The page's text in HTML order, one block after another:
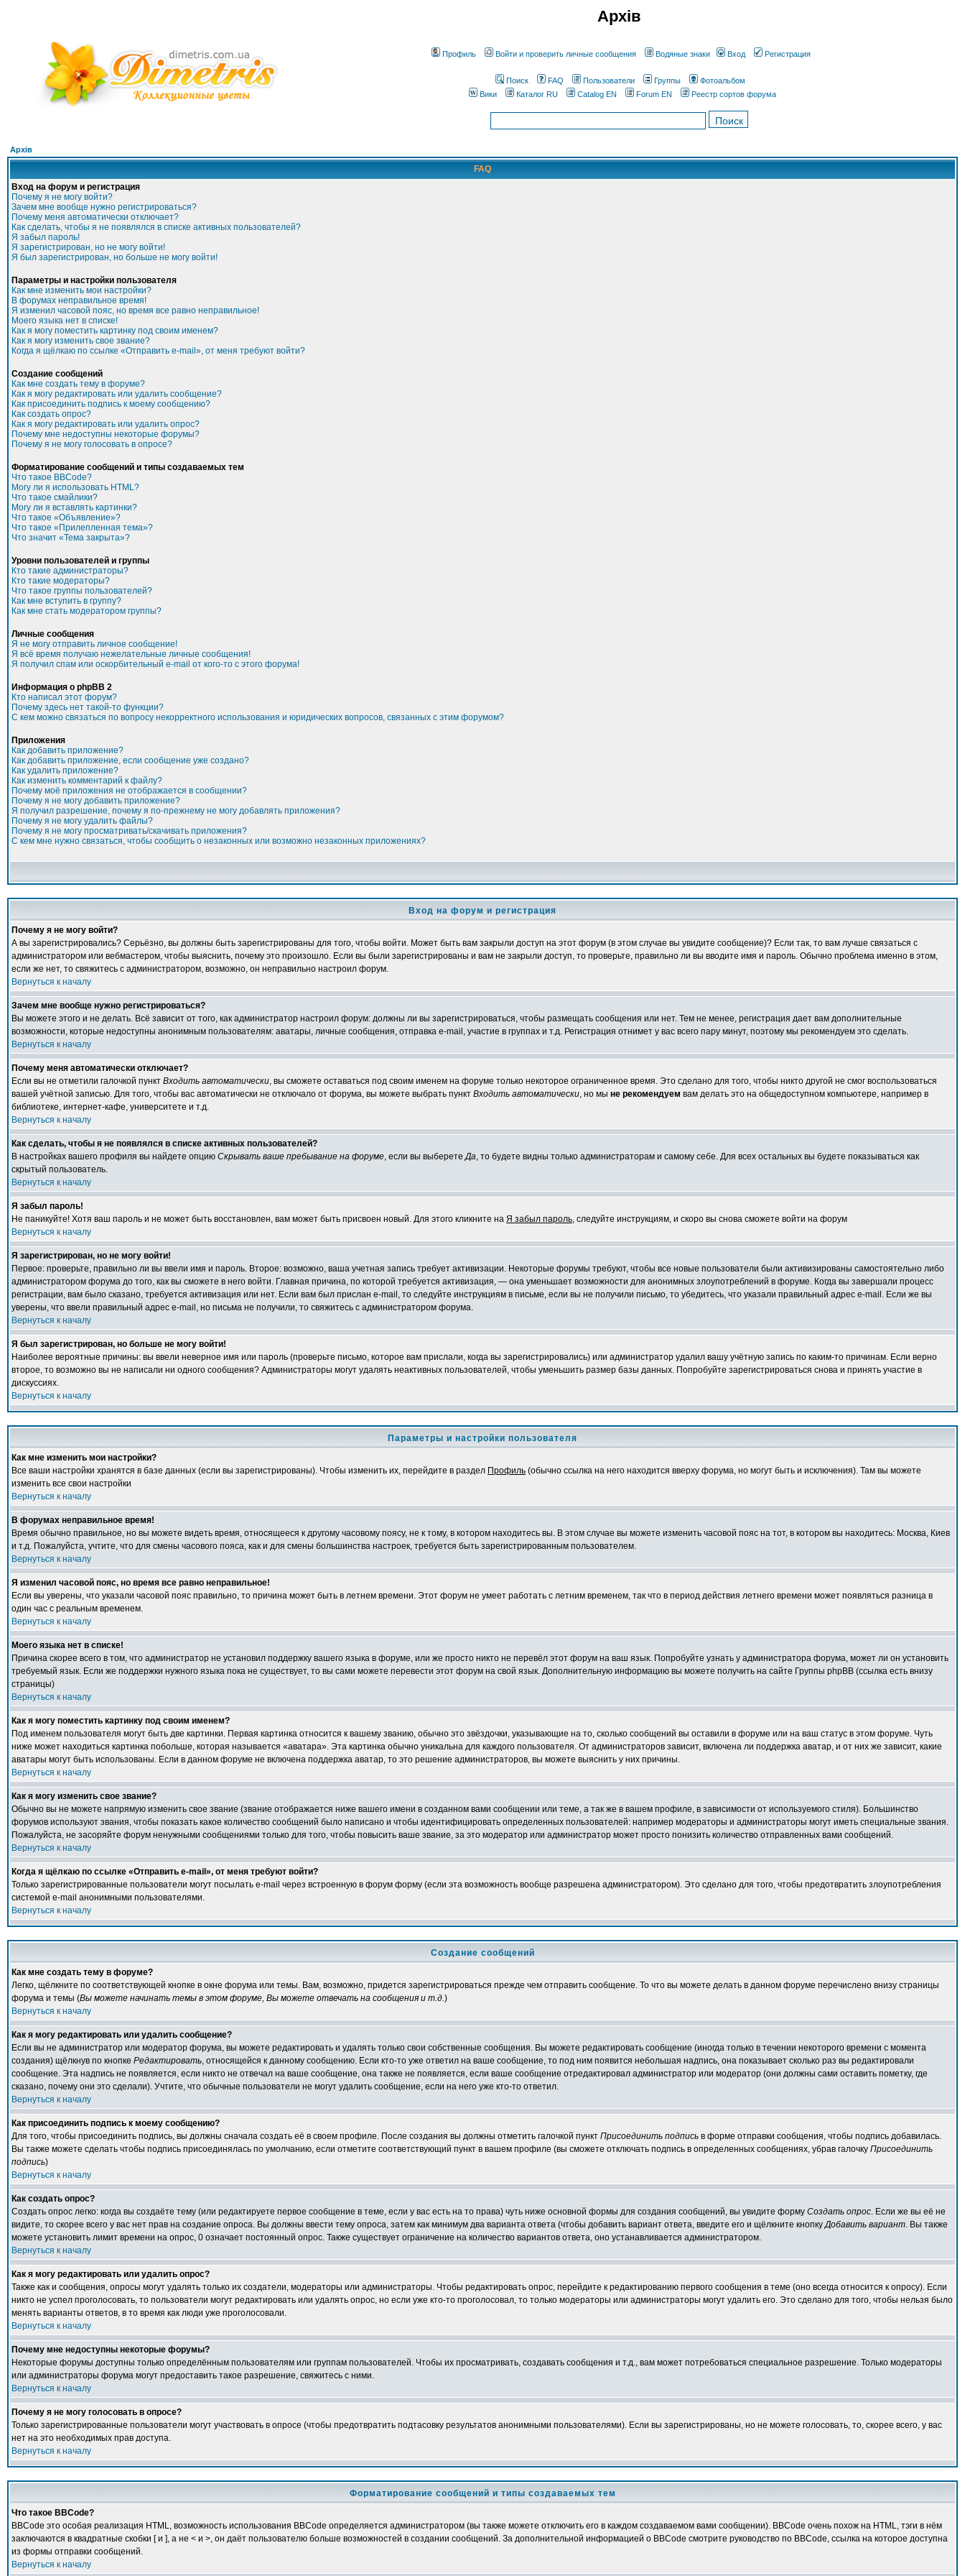
Архів
Профиль Войти и проверить личные сообщения Водяные знаки Вход Регистрация
Поиск FAQ Пользователи Группы
Фотоальбом
Вики
Каталог RU Catalog EN Forum EN Реестр сортов форума
Архів
FAQ
Вход на форум и регистрация
Почему я не могу войти?
Зачем мне вообще нужно регистрироваться?
Почему меня автоматически отключает?
Как сделать, чтобы я не появлялся в списке активных пользователей?
Я забыл пароль!
Я зарегистрирован, но не могу войти!
Я был зарегистрирован, но больше не могу войти!
Параметры и настройки пользователя
Как мне изменить мои настройки?
В форумах неправильное время!
Я изменил часовой пояс, но время все равно неправильное!
Моего языка нет в списке!
Как я могу поместить картинку под своим именем?
Как я могу изменить свое звание?
Когда я щёлкаю по ссылке «Отправить e-mail», от меня требуют войти?
Создание сообщений
Как мне создать тему в форуме?
Как я могу редактировать или удалить сообщение?
Как присоединить подпись к моему сообщению?
Как создать опрос?
Как я могу редактировать или удалить опрос?
Почему мне недоступны некоторые форумы?
Почему я не могу голосовать в опросе?
Форматирование сообщений и типы создаваемых тем
Что такое BBCode?
Могу ли я использовать HTML?
Что такое смайлики?
Могу ли я вставлять картинки?
Что такое «Объявление»?
Что такое «Прилепленная тема»?
Что значит «Тема закрыта»?
Уровни пользователей и группы
Кто такие администраторы?
Кто такие модераторы?
Что такое группы пользователей?
Как мне вступить в группу?
Как мне стать модератором группы?
Личные сообщения
Я не могу отправить личное сообщение!
Я всё время получаю нежелательные личные сообщения!
Я получил спам или оскорбительный e-mail от кого-то с этого форума!
Информация о phpBB 2
Кто написал этот форум?
Почему здесь нет такой-то функции?
С кем можно связаться по вопросу некорректного использования и юридических вопросов, связанных с этим форумом?
Приложения
Как добавить приложение?
Как добавить приложение, если сообщение уже создано?
Как удалить приложение?
Как изменить комментарий к файлу?
Почему моё приложения не отображается в сообщении?
Почему я не могу добавить приложение?
Я получил разрешение, почему я по-прежнему не могу добавлять приложения?
Почему я не могу удалить файлы?
Почему я не могу просматривать/скачивать приложения?
С кем мне нужно связаться, чтобы сообщить о незаконных или возможно незаконных приложениях?
Вход на форум и регистрация
Почему я не могу войти?
А вы зарегистрировались? Серьёзно, вы должны быть зарегистрированы для того, чтобы войти. Может быть вам закрыли доступ на этот форум (в этом случае вы увидите сообщение)? Если так, то вам лучше связаться с
администратором или вебмастером, чтобы выяснить, почему это произошло. Если вы были зарегистрированы и вам не закрыли доступ, то проверьте, правильно ли вы вводите имя и пароль. Обычно проблема именно в этом,
если же нет, то свяжитесь с администратором, возможно, он неправильно настроил форум.
Вернуться к началу
Зачем мне вообще нужно регистрироваться?
Вы можете этого и не делать. Всё зависит от того, как администратор настроил форум: должны ли вы зарегистрироваться, чтобы размещать сообщения или нет. Тем не менее, регистрация дает вам дополнительные
возможности, которые недоступны анонимным пользователям: аватары, личные сообщения, отправка e-mail, участие в группах и т.д. Регистрация отнимет у вас всего пару минут, поэтому мы рекомендуем это сделать.
Вернуться к началу
Почему меня автоматически отключает?
Если вы не отметили галочкой пункт Входить автоматически, вы сможете оставаться под своим именем на форуме только некоторое ограниченное время. Это сделано для того, чтобы никто другой не смог воспользоваться
вашей учётной записью. Для того, чтобы вас автоматически не отключало от форума, вы можете выбрать пункт Входить автоматически, но мы не рекомендуем вам делать это на общедоступном компьютере, например в
библиотеке, интернет-кафе, университете и т.д.
Вернуться к началу
Как сделать, чтобы я не появлялся в списке активных пользователей?
В настройках вашего профиля вы найдете опцию Скрывать ваше пребывание на форуме, если вы выберетеДа, то будете видны только администраторам и самому себе. Для всех остальных вы будете показываться как
скрытый пользователь.
Вернуться к началу
Я забыл пароль!
Не паникуйте! Хотя ваш пароль и не может быть восстановлен, вам может быть присвоен новый. Для этого кликните на Я забыл пароль, следуйте инструкциям, и скоро вы снова сможете войти на форум
Вернуться к началу
Я зарегистрирован, но не могу войти!
Первое: проверьте, правильно ли вы ввели имя и пароль. Второе: возможно, ваша учетная запись требует активизации. Некоторые форумы требуют, чтобы все новые пользователи были активизированы самостоятельно либо
администратором форума до того, как вы сможете в него войти. Главная причина, по которой требуется активизация, — она уменьшает возможности для анонимных злоупотреблений в форуме. Когда вы завершали процесс
регистрации, вам было сказано, требуется активизация или нет. Если вам был прислан e-mail, то следуйте инструкциям в письме, если вы не получили письмо, то убедитесь, что указали правильный адрес e-mail. Если же вы
уверены, что ввели правильный адрес e-mail, но письма не получили, то свяжитесь с администратором форума.
Вернуться к началу
Я был зарегистрирован, но больше не могу войти!
Наиболее вероятные причины: вы ввели неверное имя или пароль (проверьте письмо, которое вам прислали, когда вы зарегистрировались) или администратор удалил вашу учётную запись по каким-то причинам. Если верно
второе, то возможно вы не написали ни одного сообщения? Администраторы могут удалять неактивных пользователей, чтобы уменьшить размер базы данных. Попробуйте зарегистрироваться снова и принять участие в
дискуссиях.
Вернуться к началу
Параметры и настройки пользователя
Как мне изменить мои настройки?
Все ваши настройки хранятся в базе данных (если вы зарегистрированы). Чтобы изменить их, перейдите в раздел Профиль (обычно ссылка на него находится вверху форума, но могут быть и исключения). Там вы можете
изменить все свои настройки
Вернуться к началу
В форумах неправильное время!
Время обычно правильное, но вы можете видеть время, относящееся к другому часовому поясу, не к тому, в котором находитесь вы. В этом случае вы можете изменить часовой пояс на тот, в котором вы находитесь: Москва, Киев
и т.д. Пожалуйста, учтите, что для смены часового пояса, как и для смены большинства настроек, требуется быть зарегистрированным пользователем.
Вернуться к началу
Я изменил часовой пояс, но время все равно неправильное!
Если вы уверены, что указали часовой пояс правильно, то причина может быть в летнем времени. Этот форум не умеет работать с летним временем, так что в период действия летнего времени может появляться разница в
один час с реальным временем.
Вернуться к началу
Моего языка нет в списке!
Причина скорее всего в том, что администратор не установил поддержку вашего языка в форуме, или же просто никто не перевёл этот форум на ваш язык. Попробуйте узнать у администратора форума, может ли он установить
требуемый язык. Если же поддержки нужного языка пока не существует, то вы сами можете перевести этот форум на свой язык. Дополнительную информацию вы можете получить на сайте Группы phpBB (ссылка есть внизу
страницы)
Вернуться к началу
Как я могу поместить картинку под своим именем?
Под именем пользователя могут быть две картинки. Первая картинка относится к вашему званию, обычно это звёздочки, указывающие на то, сколько сообщений вы оставили в форуме или на ваш статус в этом форуме. Чуть
ниже может находиться картинка побольше, которая называется «аватара». Эта картинка обычно уникальна для каждого пользователя. От администраторов зависит, включена ли поддержка аватар, и от них же зависит, какие
аватары могут быть использованы. Если в данном форуме не включена поддержка аватар, то это решение администраторов, вы можете выяснить у них причины.
Вернуться к началу
Как я могу изменить свое звание?
Обычно вы не можете напрямую изменить свое звание (звание отображается ниже вашего имени в созданном вами сообщении или теме, а так же в вашем профиле, в зависимости от используемого стиля). Большинство
форумов используют звания, чтобы показать какое количество сообщений было написано и чтобы идентифицировать определенных пользователей: например модераторы и администраторы могут иметь специальные звания.
Пожалуйста, не засоряйте форум ненужными сообщениями только для того, чтобы повысить ваше звание, за это модератор или администратор может просто понизить количество отправленных вами сообщений.
Вернуться к началу
Когда я щёлкаю по ссылке «Отправить e-mail», от меня требуют войти?
Только зарегистрированные пользователи могут посылать e-mail через встроенную в форум форму (если эта возможность вообще разрешена администратором). Это сделано для того, чтобы предотвратить злоупотребления
системой e-mail анонимными пользователями.
Вернуться к началу
Создание сообщений
Как мне создать тему в форуме?
Легко, щёлкните по соответствующей кнопке в окне форума или темы. Вам, возможно, придется зарегистрироваться прежде чем отправить сообщение. То что вы можете делать в данном форуме перечислено внизу страницы
форума и темы (Вы можете начинать темы в этом форуме, Вы можете отвечать на сообщения и т.д.)
Вернуться к началу
Как я могу редактировать или удалить сообщение?
Если вы не администратор или модератор форума, вы можете редактировать и удалять только свои собственные сообщения. Вы можете редактировать сообщение (иногда только в течении некоторого времени с момента
создания) щёлкнув по кнопке Редактировать, относящейся к данному сообщению. Если кто-то уже ответил на ваше сообщение, то под ним появится небольшая надпись, она показывает сколько раз вы редактировали
сообщение. Эта надпись не появляется, если никто не отвечал на ваше сообщение, она также не появляется, если ваше сообщение отредактировал администратор или модератор (они должны сами оставить пометку, где
сказано, почему они это сделали). Учтите, что обычные пользователи не могут удалить сообщение, если на него уже кто-то ответил.
Вернуться к началу
Как присоединить подпись к моему сообщению?
Для того, чтобы присоединить подпись, вы должны сначала создать её в своем профиле. После создания вы должны отметить галочкой пункт Присоединить подпись в форме отправки сообщения, чтобы подпись добавилась.
Вы также можете сделать чтобы подпись присоединялась по умолчанию, если отметите соответствующий пункт в вашем профиле (вы сможете отключать подпись в определенных сообщениях, убрав галочку Присоединить
подпись)
Вернуться к началу
Как создать опрос?
Создать опрос легко: когда вы создаёте тему (или редактируете первое сообщение в теме, если у вас есть на то права) чуть ниже основной формы для создания сообщений, вы увидите форму Создать опрос. Если же вы её не
видите, то скорее всего у вас нет прав на создание опроса. Вы должны ввести тему опроса, затем как минимум два варианта ответа (чтобы добавить вариант ответа, введите его и щёлкните кнопкуДобавить вариант. Вы также
можете установить лимит времени на опрос, 0 означает постоянный опрос. Также существует ограничение на количество вариантов ответа, оно устанавливается администратором.
Вернуться к началу
Как я могу редактировать или удалить опрос?
Также как и сообщения, опросы могут удалять только их создатели, модераторы или администраторы. Чтобы редактировать опрос, перейдите к редактированию первого сообщения в теме (оно всегда относится к опросу). Если
никто не успел проголосовать, то пользователи могут редактировать или удалять опрос, но если уже кто-то проголосовал, то только модераторы или администраторы могут удалить его. Это сделано для того, чтобы нельзя было
менять варианты ответов, в то время как люди уже проголосовали.
Вернуться к началу
Почему мне недоступны некоторые форумы?
Некоторые форумы доступны только определённым пользователям или группам пользователей. Чтобы их просматривать, создавать сообщения и т.д., вам может потребоваться специальное разрешение. Только модераторы
или администраторы форума могут предоставить такое разрешение, свяжитесь с ними.
Вернуться к началу
Почему я не могу голосовать в опросе?
Только зарегистрированные пользователи могут участвовать в опросе (чтобы предотвратить подтасовку результатов анонимными пользователями). Если вы зарегистрированы, но не можете голосовать, то, скорее всего, у вас
нет на это необходимых прав доступа.
Вернуться к началу
Форматирование сообщений и типы создаваемых тем
Что такое BBCode?
BBCode это особая реализация HTML, возможность использования BBCode определяется администратором (вы также можете отключить его в каждом создаваемом вами сообщении). BBCode очень похож на HTML, тэги в нём
заключаются в квадратные скобки [ и ], а не < и >, он даёт пользователю больше возможностей в создании сообщений. За дополнительной информацией о BBCode смотрите руководство по BBCode, ссылка на которое доступна
из формы отправки сообщений.
Вернуться к началу